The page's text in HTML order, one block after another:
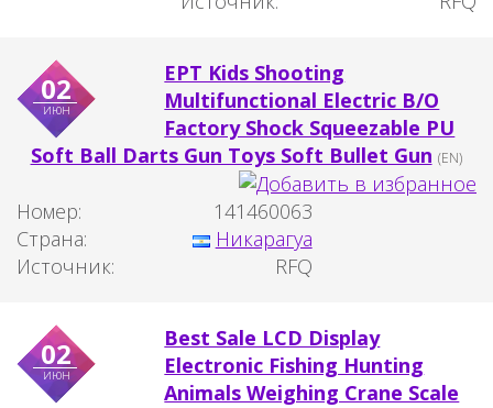
02
июн
EPT Kids Shooting
Multifunctional Electric B/O
Factory Shock Squeezable PU
Soft Ball Darts Gun Toys Soft Bullet Gun (EN)
Номер:
141460063
Страна:
Никарагуа
Источник:
RFQ
02
июн
Best Sale LCD Display
Electronic Fishing Hunting
Animals Weighing Crane Scale